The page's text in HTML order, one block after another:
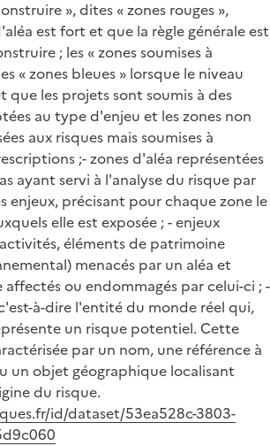
», dites « zones rouges »,
est fort et que la règle générale est
; les « zones soumises à
« zones bleues » lorsque le niveau
que les projets sont soumis à des
au type d'enjeu et les zones non
aux risques mais soumises à
;- zones d'aléa représentées
ayant servi à l'analyse du risque par
enjeux, précisant pour chaque zone le
elle est exposée ; - enjeux
éléments de patrimoine
menacés par un aléa et
ou endommagés par celui-ci ; -
à-dire l'entité du monde réel qui,
un risque potentiel. Cette
par un nom, une référence à
un objet géographique localisant
du risque.
id/dataset/53ea528c-3803-